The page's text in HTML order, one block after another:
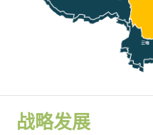
战略发展